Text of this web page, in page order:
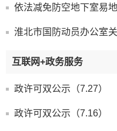
互联网+政务服务
政许可双公示（7.27）
政许可双公示（7.16）